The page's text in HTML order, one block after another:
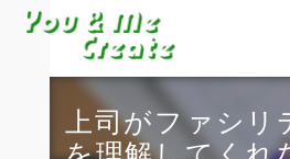
上司がファシリ